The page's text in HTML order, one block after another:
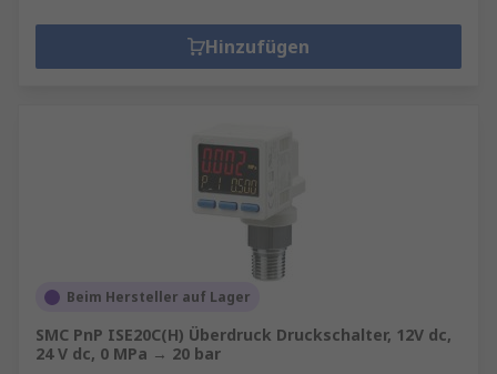
Hinzufügen
Beim Hersteller auf Lager
SMC PnP ISE20C(H) Überdruck Druckschalter, 12V dc,
24 V dc, 0 MPa → 20 bar